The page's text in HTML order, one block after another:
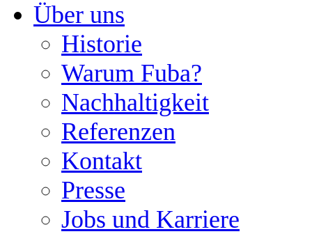
Über uns
Historie
Warum Fuba?
Nachhaltigkeit
Referenzen
Kontakt
Presse
Jobs und Karriere